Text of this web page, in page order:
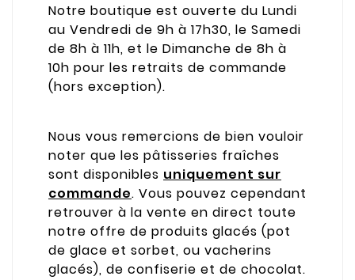
Notre boutique est ouverte du Lundi
au Vendredi de 9h à 17h30, le Samedi
de 8h à 11h, et le Dimanche de 8h à
10h pour les retraits de commande
(hors exception).
Nous vous remercions de bien vouloir
noter que les pâtisseries fraîches
sont disponibles uniquement sur
commande. Vous pouvez cependant
retrouver à la vente en direct toute
notre offre de produits glacés (pot
de glace et sorbet, ou vacherins
glacés), de confiserie et de chocolat.